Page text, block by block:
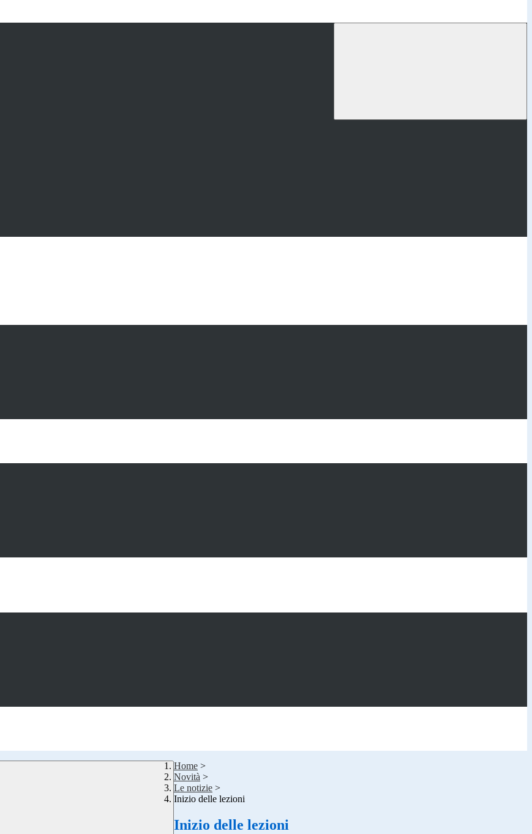
Home >
Novità >
Le notizie >
Inizio delle lezioni
Inizio delle lezioni